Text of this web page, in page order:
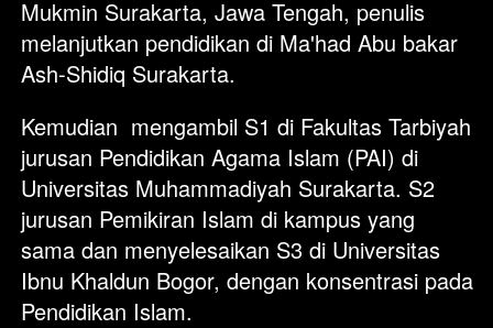
Mukmin Surakarta, Jawa Tengah, penulis
melanjutkan pendidikan di Ma'had Abu bakar
Ash-Shidiq Surakarta.
Kemudian  mengambil S1 di Fakultas Tarbiyah
jurusan Pendidikan Agama Islam (PAI) di
Universitas Muhammadiyah Surakarta. S2
jurusan Pemikiran Islam di kampus yang
sama dan menyelesaikan S3 di Universitas
Ibnu Khaldun Bogor, dengan konsentrasi pada
Pendidikan Islam.